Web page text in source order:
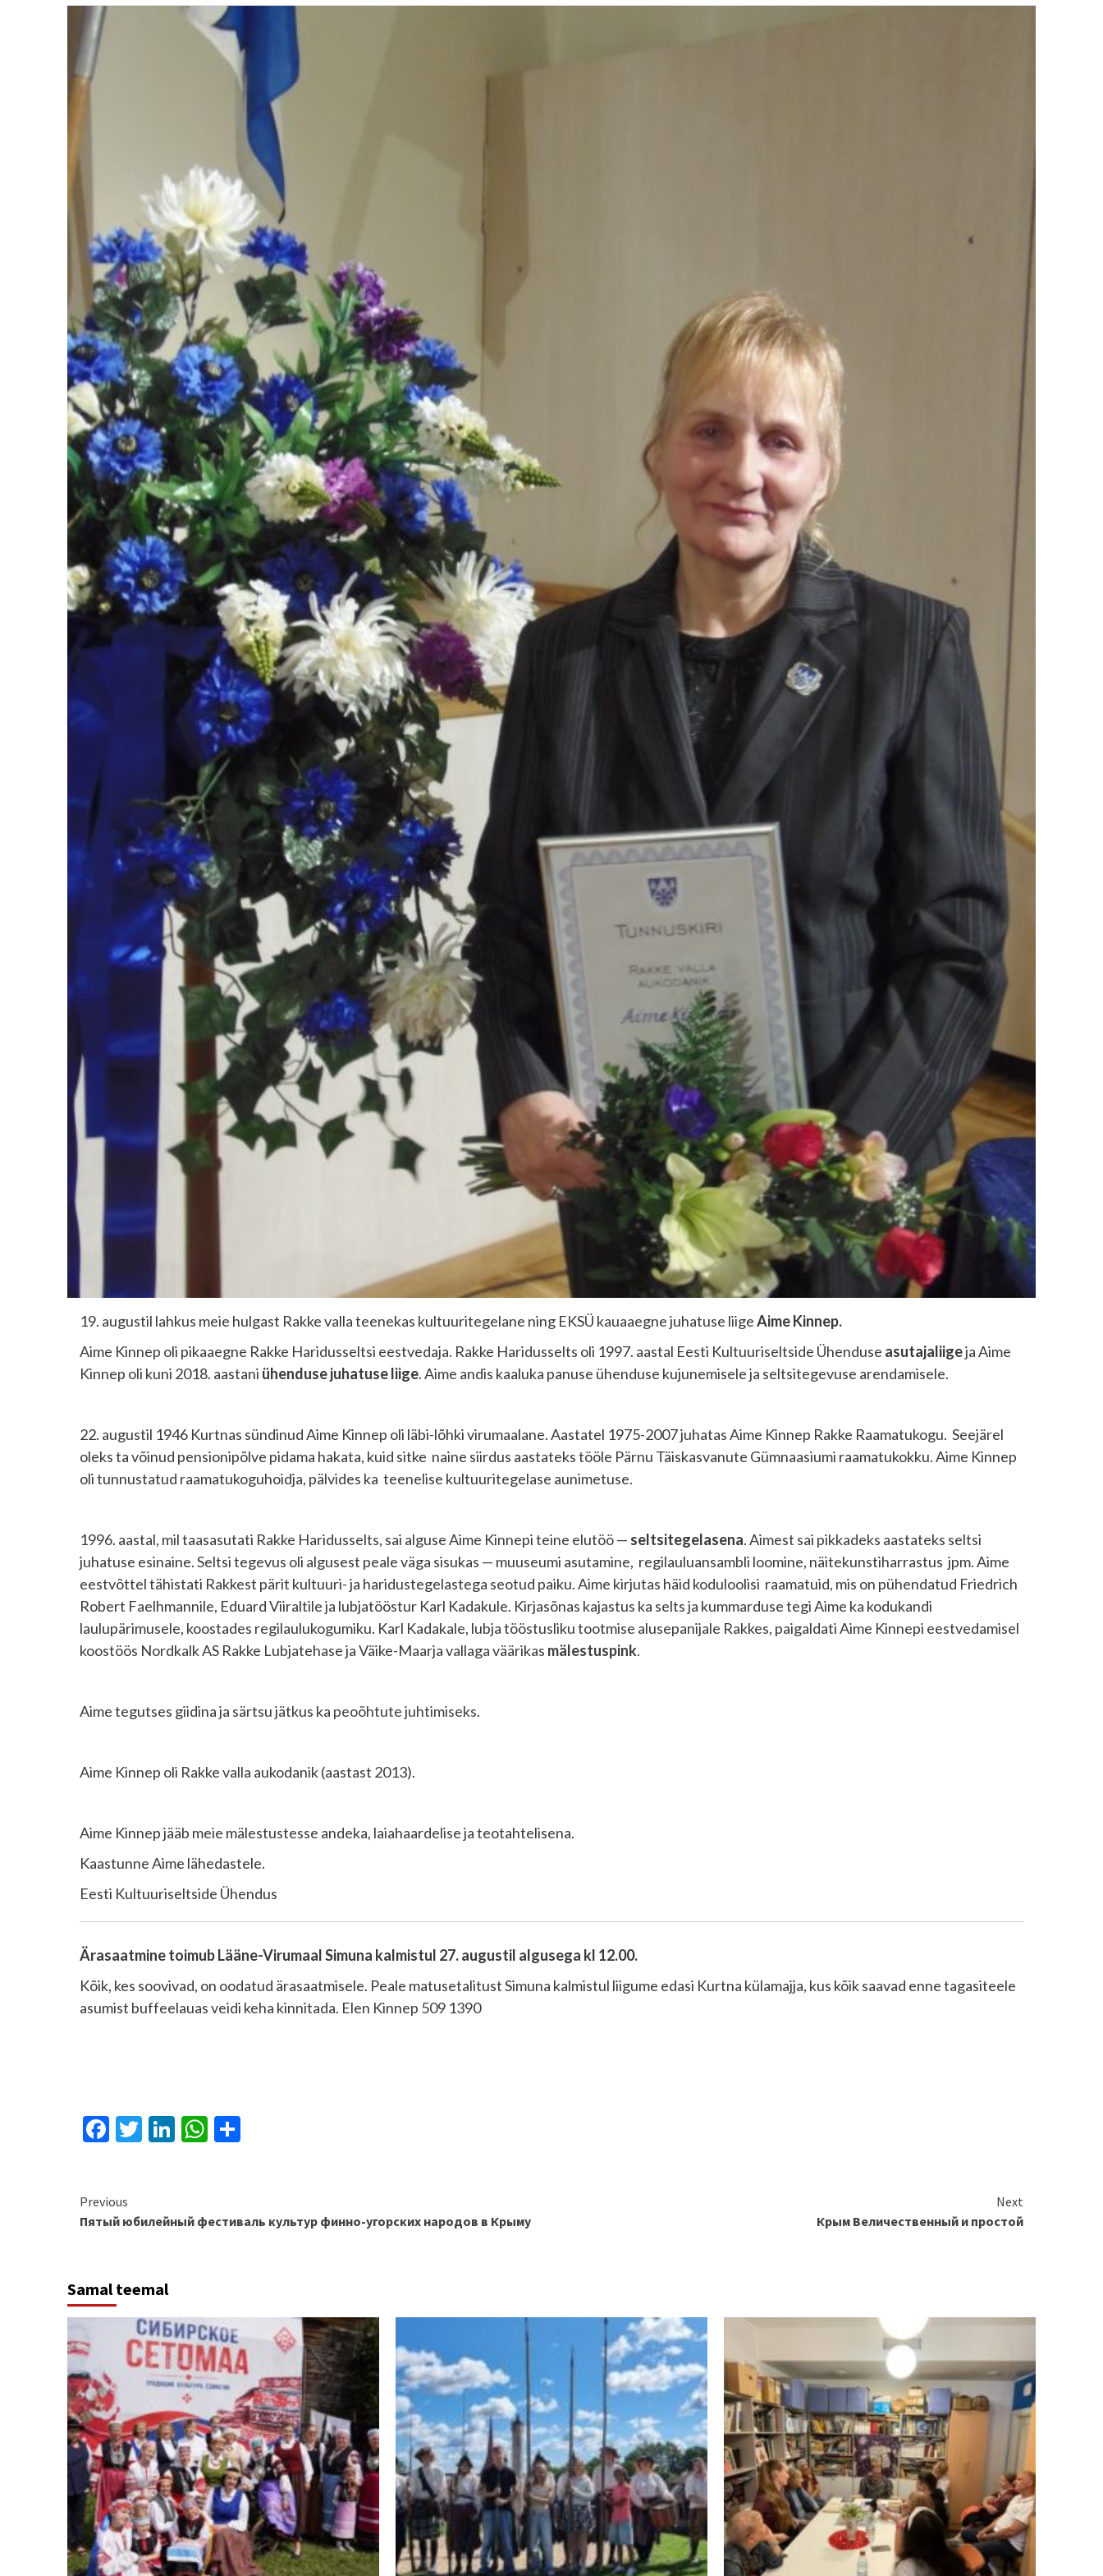
19. augustil lahkus meie hulgast Rakke valla teenekas kultuuritegelane ning EKSÜ kauaaegne juhatuse liigeAime Kinnep.
Aime Kinnep oli pikaaegne Rakke Haridusseltsi eestvedaja. Rakke Haridusselts oli 1997. aastal Eesti Kultuuriseltside Ühenduse asutajaliigeja Aime
Kinnep oli kuni 2018. aastani ühenduse juhatuse liige. Aime andis kaaluka panuse ühenduse kujunemisele ja seltsitegevuse arendamisele.
22. augustil 1946 Kurtnas sündinud Aime Kinnep oli läbi-lõhki virumaalane. Aastatel 1975-2007 juhatas Aime Kinnep Rakke Raamatukogu. Seejärel
oleks ta võinud pensionipõlve pidama hakata, kuid sitke naine siirdus aastateks tööle Pärnu Täiskasvanute Gümnaasiumi raamatukokku. Aime Kinnep
oli tunnustatud raamatukoguhoidja, pälvides ka teenelise kultuuritegelase aunimetuse.
1996. aastal, mil taasasutati Rakke Haridusselts, sai alguse Aime Kinnepi teine elutöö — seltsitegelasena. Aimest sai pikkadeks aastateks seltsi
juhatuse esinaine. Seltsi tegevus oli algusest peale väga sisukas — muuseumi asutamine, regilauluansambli loomine, näitekunstiharrastus jpm. Aime
eestvõttel tähistati Rakkest pärit kultuuri- ja haridustegelastega seotud paiku. Aime kirjutas häid koduloolisi raamatuid, mis on pühendatud Friedrich
Robert Faelhmannile, Eduard Viiraltile ja lubjatööstur Karl Kadakule. Kirjasõnas kajastus ka selts ja kummarduse tegi Aime ka kodukandi
laulupärimusele, koostades regilaulukogumiku. Karl Kadakale, lubja tööstusliku tootmise alusepanijale Rakkes, paigaldati Aime Kinnepi eestvedamisel
koostöös Nordkalk AS Rakke Lubjatehase ja Väike-Maarja vallaga väärikas mälestuspink.
Aime tegutses giidina ja särtsu jätkus ka peoõhtute juhtimiseks.
Aime Kinnep oli Rakke valla aukodanik (aastast 2013).
Aime Kinnep jääb meie mälestustesse andeka, laiahaardelise ja teotahtelisena.
Kaastunne Aime lähedastele.
Eesti Kultuuriseltside Ühendus
Ärasaatmine toimub Lääne-Virumaal Simuna kalmistul 27. augustil algusega kl 12.00.
Kõik, kes soovivad, on oodatud ärasaatmisele. Peale matusetalitust Simuna kalmistul liigume edasi Kurtna külamajja, kus kõik saavad enne tagasiteele
asumist buffeelauas veidi keha kinnitada. Elen Kinnep 509 1390
Facebook
Twitter
LinkedIn
WhatsApp
Continue
Reading
Previous
Пятый юбилейный фестиваль культур финно-угорских народов в Крыму
Next
Крым Величественный и простой
Samal teemal